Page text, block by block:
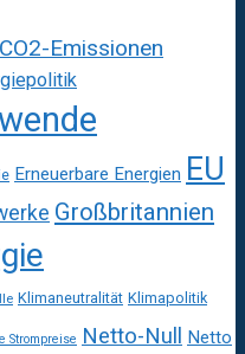
CO2-Emissionen
Erneuerbare Energien EU
Großbritannien
Klimaneutralität Klimapolitik
Strompreise Netto-Null
Netto